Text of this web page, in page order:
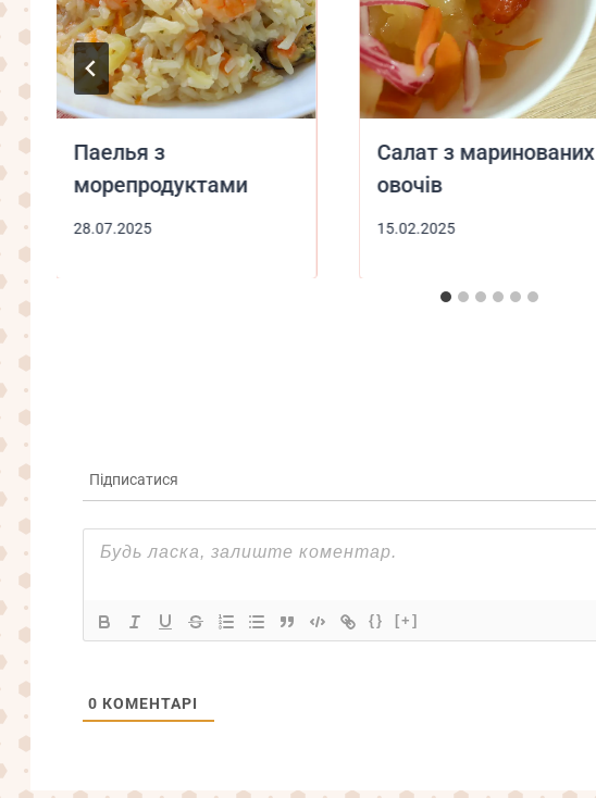
Паелья з
морепродуктами
28.07.2025
Салат з маринованих
овочів
15.02.2025
Підписатися
{} [+]
0 КОМЕНТАРІ